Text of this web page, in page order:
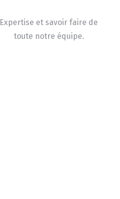
Expertise et savoir faire de
toute notre équipe.